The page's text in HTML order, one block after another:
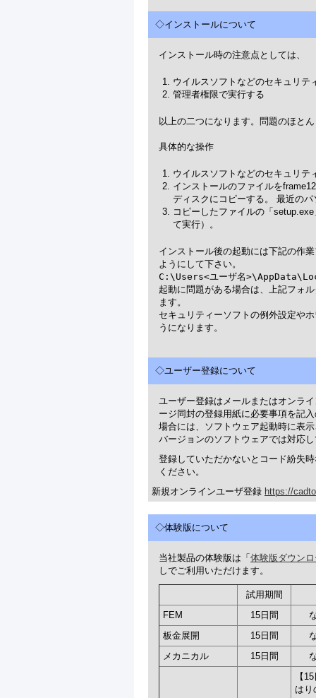
◇インストールについて
インストール時の注意点としては、
ウイルスソフトなどのセキュリテ
管理者権限で実行する
以上の二つになります。問題のほと
ウイルスソフトなどのセキュリテ
インストールのファイルを
ディスクにコピーする。 最近の
コピーしたファイルの「
て実行）。
インストール後の起動には下記の作
ようにして下さい。
C:\Users<ユーザ名
起動に問題がある場合は、上記フォ
ます。
セキュリティーソフトの例外設定や
うになります。
◇ユーザー登録について
ユーザー登録はメールまたはオンラ
ージ同封の登録用紙に必要事項を記
場合には、ソフトウェア起動時に表
バージョンのソフトウェアでは対応
登録していただかないとコード紛失
ください。
新規オンラインユーザ登録 https://
◇体験版について
当社製品の体験版は「 体験版ダウン
しでご利用いただけます。
試用期間
FEM
15日間
板金展開
15日間
メカニカル
15日間
【
は